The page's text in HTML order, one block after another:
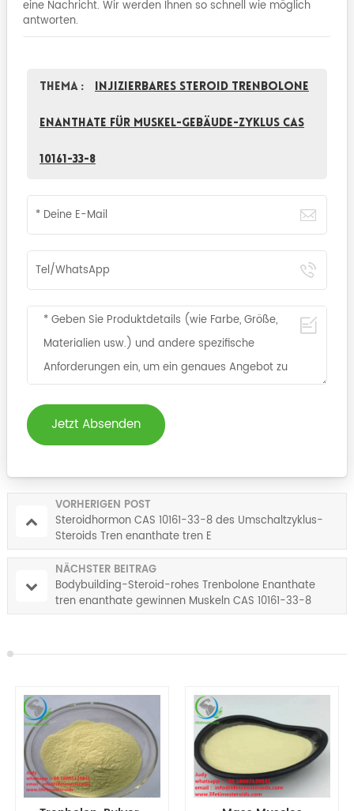
eine Nachricht. Wir werden Ihnen so schnell wie möglich
antworten.
Thema : injizierbares Steroid Trenbolone
Enanthate für Muskel-Gebäude-Zyklus CAS
10161-33-8
Jetzt Absenden
VORHERIGEN POST
Steroidhormon CAS 10161-33-8 des Umschaltzyklus-
Steroids Tren enanthate tren E
NÄCHSTER BEITRAG
Bodybuilding-Steroid-rohes Trenbolone Enanthate
tren enanthate gewinnen Muskeln CAS 10161-33-8